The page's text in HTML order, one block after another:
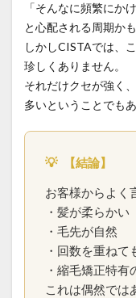
「そんなに頻繁にか
と心配される周期か
しかしCISTAでは、
珍しくありません。
それだけクセが強く
多いということでもあ
💡 【結論】
お客様からよく
・髪が柔らかい
・毛先が自然
・回数を重ねて
・縮毛矯正特有
これは偶然では
regrown-hair-
same-day-booking
school-hair-rules
social-return
steam-explosion
survivor-story
whorl-hair-flow
いつから？
ウィッグ卒業
エイジング毛の縮毛